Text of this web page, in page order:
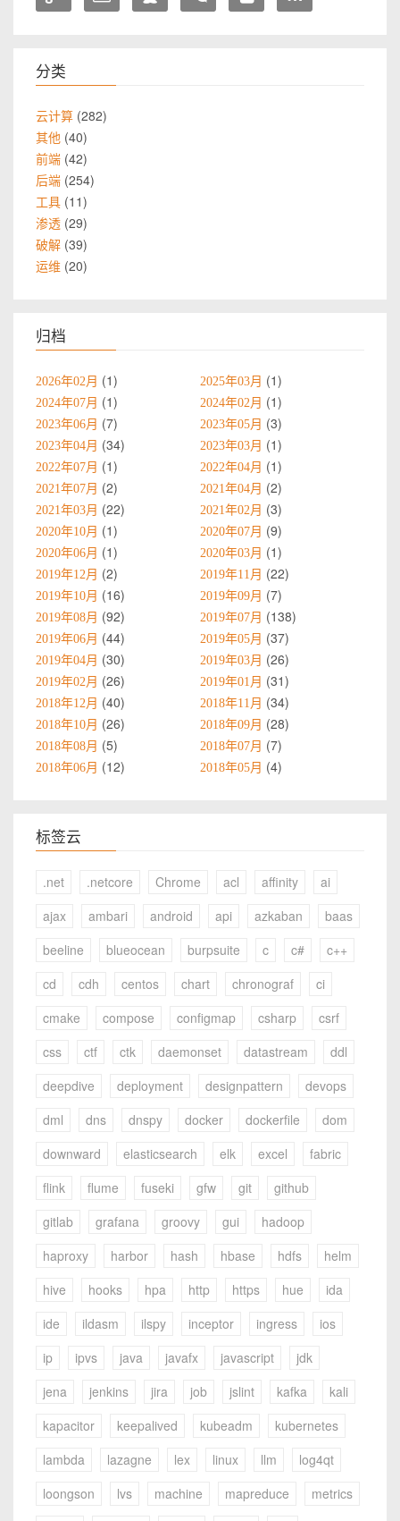
分类
云计算 282
其他 40
前端 42
后端 254
工具 11
渗透 29
破解 39
运维 20
归档
2026年02月 1 2025年03月 1
2024年07月 1 2024年02月 1
2023年06月 7 2023年05月 3
2023年04月 34 2023年03月 1
2022年07月 1 2022年04月 1
2021年07月 2 2021年04月 2
2021年03月 22 2021年02月 3
2020年10月 1 2020年07月 9
2020年06月 1 2020年03月 1
2019年12月 2 2019年11月 22
2019年10月 16 2019年09月 7
2019年08月 92 2019年07月 138
2019年06月 44 2019年05月 37
2019年04月 30 2019年03月 26
2019年02月 26 2019年01月 31
2018年12月 40 2018年11月 34
2018年10月 26 2018年09月 28
2018年08月 5 2018年07月 7
2018年06月 12 2018年05月 4
标签云
.net .netcore Chrome acl affinity
ai
ajax
ambari android api azkaban
baas
beeline
blueocean burpsuite c c#
c++
cd
cdh centos chart chronograf
ci
cmake
compose configmap csharp
csrf
css
ctf ctk daemonset datastream
ddl
deepdive
deployment designpattern
devops
dml
dns dnspy docker dockerfile
dom
downward
elasticsearch elk excel
fabric
flink
flume fuseki gfw git
github
gitlab
grafana groovy gui
hadoop
haproxy
harbor hash hbase hdfs
helm
hive
hooks hpa http https hue
ida
ide
ildasm ilspy inceptor ingress
ios
ip
ipvs java javafx javascript
jdk
jena
jenkins jira job jslint kafka
kali
kapacitor
keepalived kubeadm
kubernetes
lambda
lazagne lex linux llm
log4qt
loongson
lvs machine mapreduce
metrics